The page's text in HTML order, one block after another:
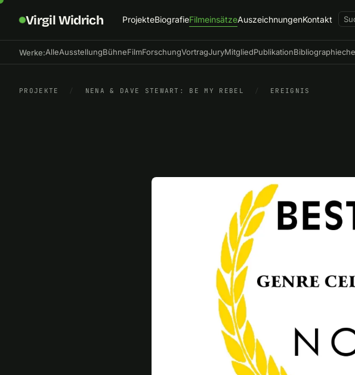
Virgil Widrich ProjekteBiografieFilmeinsätzeAuszeichnungenKontakt
Werke:AlleAusstellungBühneFilmForschungVortragJuryMitgliedPublikationBibliographie
PROJEKTE / NENA & DAVE STEWART: BE MY REBEL / EREIGNIS